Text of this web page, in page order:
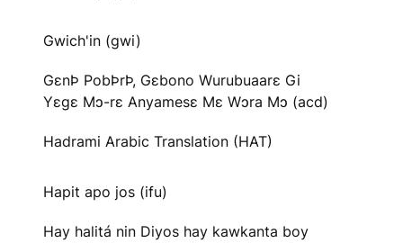
Gwich'in (gwi)
GɛnÞ PobÞrÞ, Gɛbono Wurubuaarɛ Gi
Yɛgɛ Mɔ-rɛ Anyamesɛ Mɛ Wɔra Mɔ (acd)
Hadrami Arabic Translation (HAT)
Hapit apo jos (ifu)
Hay halitá nin Diyos hay kawkanta boy